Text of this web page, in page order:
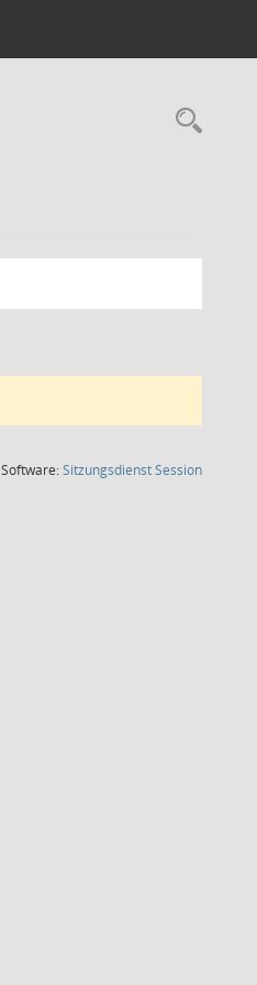
Software:SitzungsdienstSession(Wird in